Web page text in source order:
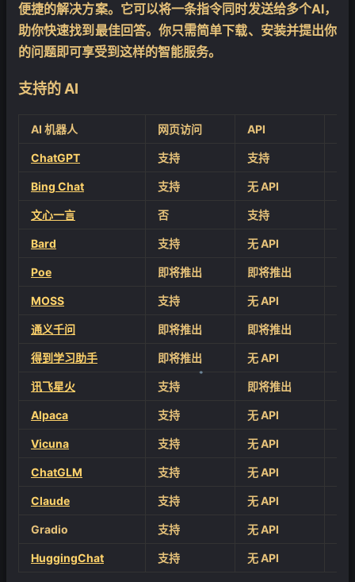
便捷的解决方案。它可以将一条指令同时发送给多个AI，
助你快速找到最佳回答。你只需简单下载、安装并提出你
的问题即可享受到这样的智能服务。
支持的 AI
AI 机器人 网页访问 API
ChatGPT 支持 支持
Bing Chat 支持 无 API
文心一言 否 支持
Bard 支持 无 API
Poe 即将推出 即将推出
MOSS 支持 无 API
通义千问 即将推出 即将推出
得到学习助手 即将推出 无 API
讯飞星火 支持 即将推出
Alpaca 支持 无 API
Vicuna 支持 无 API
ChatGLM 支持 无 API
Claude 支持 无 API
Gradio 支持 无 API
HuggingChat 支持 无 API